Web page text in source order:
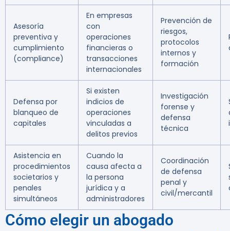
Asesoría
preventiva y
cumplimiento
(compliance)
En empresas
con
operaciones
financieras o
transacciones
internacionales
Prevención de
riesgos,
protocolos
internos y
formación
Defensa por
blanqueo de
capitales
Si existen
indicios de
operaciones
vinculadas a
delitos previos
Investigación
forense y
defensa
técnica
Asistencia en
procedimientos
societarios y
penales
simultáneos
Cuando la
causa afecta a
la persona
jurídica y a
administradores
Coordinación
de defensa
penal y
civil/mercantil
Cómo elegir un abogado